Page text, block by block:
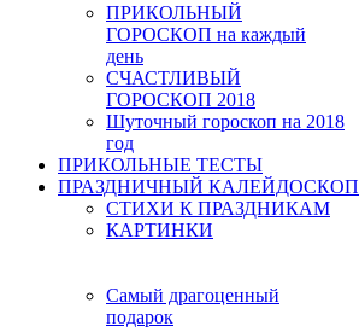
ПРИКОЛЬНЫЙ
ГОРОСКОП на каждый
день
СЧАСТЛИВЫЙ
ГОРОСКОП 2018
Шуточный гороскоп на 2018
год
ПРИКОЛЬНЫЕ ТЕСТЫ
ПРАЗДНИЧНЫЙ КАЛЕЙДОСКОП
СТИХИ К ПРАЗДНИКАМ
КАРТИНКИ
Самый драгоценный
подарок